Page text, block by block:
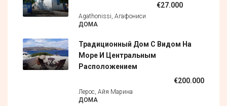
€27.000
Agathonissi, Агафониси
ДОМА
Традиционный Дом С Видом На
Море И Центральным
Расположением
€200.000
Лерос, Айя Марина
ДОМА